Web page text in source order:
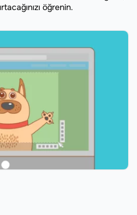
öğrenin.